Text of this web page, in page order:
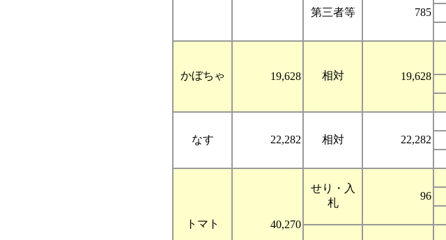
第三者等 785
かぼちゃ 19,628 相対 19,628
なす 22,282 相対 22,282
トマト 40,270
せり・入
札
96